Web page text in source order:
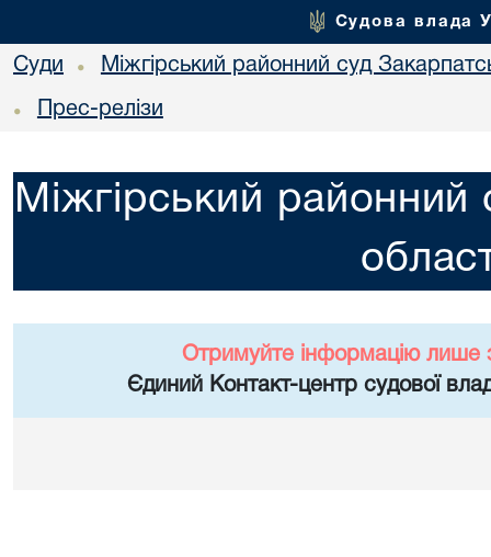
Судова влада
Суди • Міжгірський районний суд
• Прес-релізи
Міжгірський районний
Отримуйте інформацію лише
Єдиний Контакт-центр судової